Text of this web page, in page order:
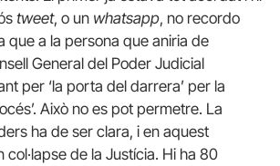
tweet, o un whatsapp, no recordo
que a la persona que aniria de
General del Poder Judicial
per ‘la porta del darrera’ per la
Això no es pot permetre. La
ha de ser clara, i en aquest
col·lapse de la Justícia. Hi ha 80